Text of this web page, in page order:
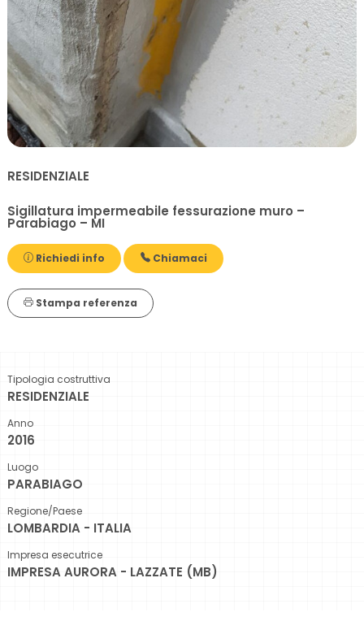
RESIDENZIALE
Sigillatura impermeabile fessurazione muro –
Parabiago – MI
Richiedi info Chiamaci
Stampa referenza
Tipologia costruttiva
RESIDENZIALE
Anno
2016
Luogo
PARABIAGO
Regione/Paese
LOMBARDIA - ITALIA
Impresa esecutrice
IMPRESA AURORA - LAZZATE (MB)